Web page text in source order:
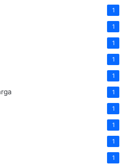
1
1
1
1
1
1
1
1
1
1